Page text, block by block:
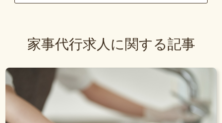
家事代行求人に関する記事